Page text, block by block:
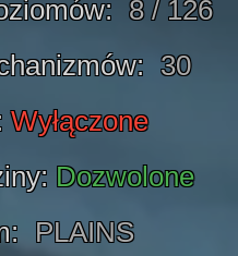
8 / 126
30
Wyłączone
Dozwolone
PLAINS